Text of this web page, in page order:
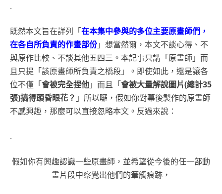
.
既然本文旨在詳列「在本集中參與的多位主要原畫師們，
在各自所負責的作畫部份」想當然爾，本文不談心得、不
與原作比較、不談其他五四三。本記事只講「原畫師」而
且只提「該原畫師所負責之橋段」。即使如此，還是讓各
位不僅「會被完全捏他」而且「會被大量解說圖片(總計35
張)搞得頭昏眼花？ 」所以囉，假如你對幕後製作的原畫師
不感興趣，那麼可以直接忽略本文。反過來說：
.
假如你有興趣認識一些原畫師，並希望從今後的任一部動
畫片段中察覺出他們的筆觸痕跡，